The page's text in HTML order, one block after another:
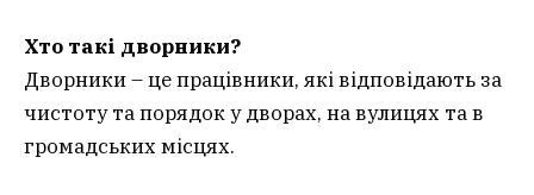
Хто такі дворники?
Дворники – це працівники, які відповідають за
чистоту та порядок у дворах, на вулицях та в
громадських місцях.